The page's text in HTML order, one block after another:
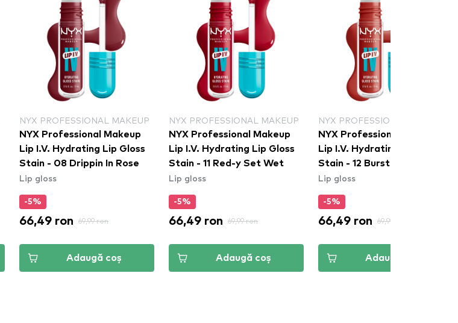
NYX PROFESSIONAL MAKEUP
NYX Professional Makeup
Lip I.V. Hydrating Lip Gloss
Stain - 08 Drippin In Rose
Lip gloss
-5%
66,49 ron 69,99 ron
Adaugă coș
NYX PROFESSIONAL MAKEUP
NYX Professional Makeup
Lip I.V. Hydrating Lip Gloss
Stain - 11 Red-y Set Wet
Lip gloss
-5%
66,49 ron 69,99 ron
Adaugă coș
NYX PROFESSIONAL MAKEUP
NYX Professional Makeup
Lip I.V. Hydrating Lip Gloss
Stain - 12 Burst That Tang
Lip gloss
-5%
66,49 ron 69,99 ron
Adaugă coș